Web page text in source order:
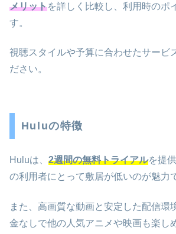
メリットを詳しく比較し、利用時のポ
す。
視聴スタイルや予算に合わせたサービ
ださい。
Huluの特徴
Huluは、 2週間の無料トライアルを提
の利用者にとって敷居が低いのが魅力
また、高画質な動画と安定した配信環
金なしで他の人気アニメや映画も楽し